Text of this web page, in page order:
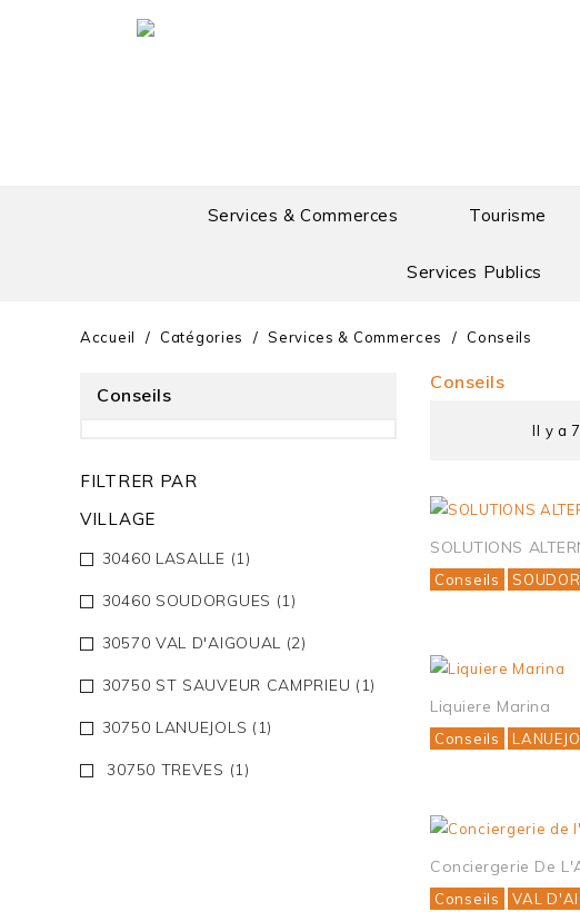
Services & Commerces Tourisme
Services Publics
Accueil Catégories Services & Commerces Conseils
Conseils
FILTRER PAR
VILLAGE
30460 LASALLE (1)
30460 SOUDORGUES (1)
30570 VAL D'AIGOUAL (2)
30750 ST SAUVEUR CAMPRIEU (1)
30750 LANUEJOLS (1)
30750 TREVES (1)
Conseils
Il y a
SOLUTIONS
Conseils
Liquiere Marina
Conseils
Conciergerie De
Conseils VAL